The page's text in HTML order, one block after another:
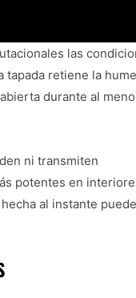
las
tapada retiene la
durante al
ni transmiten
potentes en
al instante puede